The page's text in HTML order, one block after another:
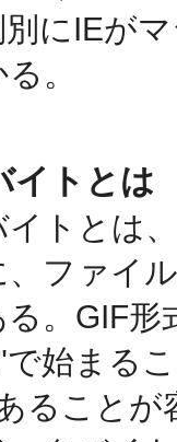
にIEが
。
イトとは
イトとは
ファイ
。GIF
で始まる
ることが